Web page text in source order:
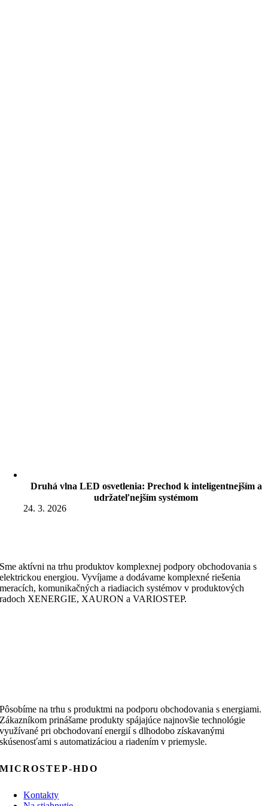
Druhá vlna LED osvetlenia: Prechod k inteligentnejším a
udržateľnejším systémom
24. 3. 2026
Sme aktívni na trhu produktov komplexnej podpory obchodovania s
elektrickou energiou. Vyvíjame a dodávame komplexné riešenia
meracích, komunikačných a riadiacich systémov v produktových
radoch XENERGIE, XAURON a VARIOSTEP.
Pôsobíme na trhu s produktmi na podporu obchodovania s energiami.
Zákazníkom prinášame produkty spájajúce najnovšie technológie
využívané pri obchodovaní energií s dlhodobo získavanými
skúsenosťami s automatizáciou a riadením v priemysle.
MICROSTEP-HDO
Kontakty